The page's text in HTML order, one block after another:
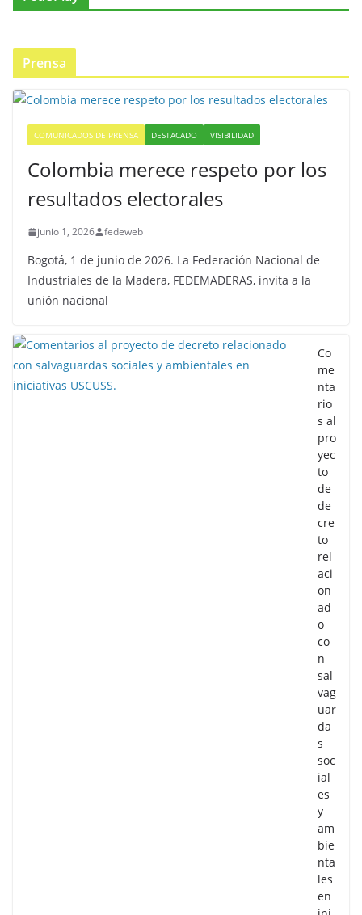
Prensa
COMUNICADOS DE PRENSA DESTACADO VISIBILIDAD
Colombia merece respeto por los
resultados electorales
junio 1, 2026 fedeweb
Bogotá, 1 de junio de 2026. La Federación Nacional de
Industriales de la Madera, FEDEMADERAS, invita a la
unión nacional
Co
me
nta
rio
s al
pro
yec
to
de
de
cre
to
rel
aci
on
ad
o
co
n
sal
vag
uar
da
s
soc
ial
es
y
am
bie
nta
les
en